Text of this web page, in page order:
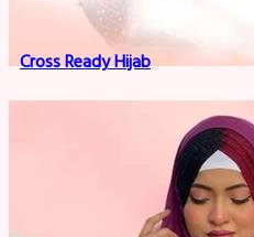
Cross Ready Hijab